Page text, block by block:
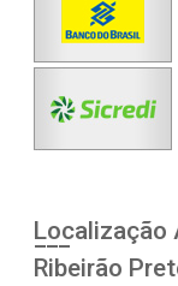
Localização
Ribeirão